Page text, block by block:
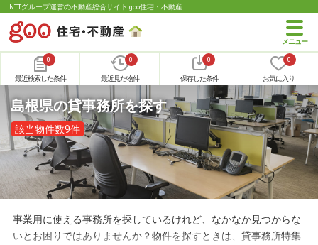
NTTグループ運営の不動産総合サイト goo住宅・不動産
0
最近検索した条件
0
最近見た物件
0
保存した条件
0
お気に入り
島根県の貸事務所を探す
該当物件数9件
事業用に使える事務所を探しているけれど、なかなか見つからな
いとお困りではありませんか？物件を探すときは、貸事務所特集